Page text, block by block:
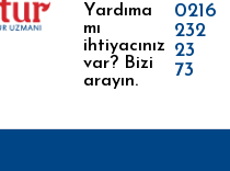
Yardıma
mı
ihtiyacınız
var? Bizi
arayın.
0216
232
23
73